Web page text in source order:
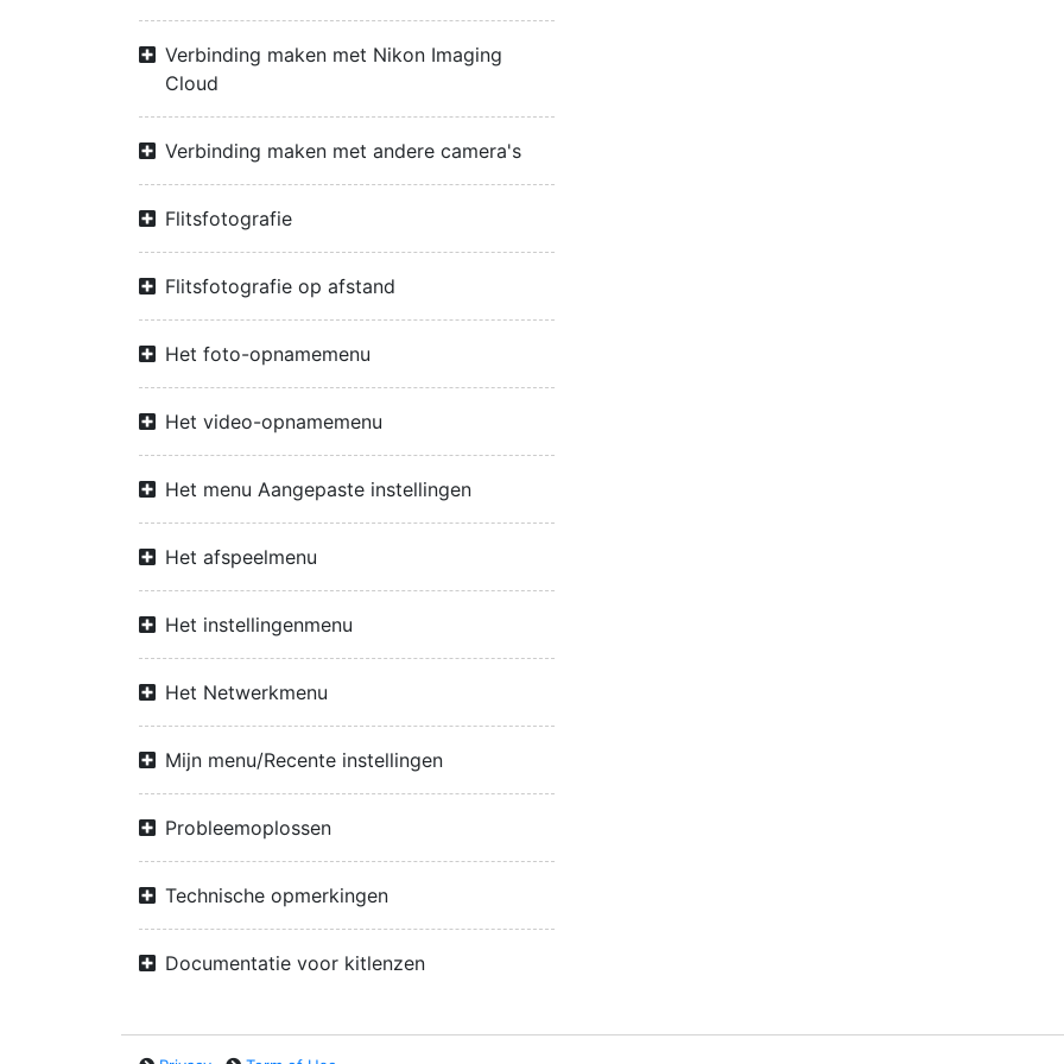
Verbinding maken met Nikon Imaging
Cloud
Verbinding maken met andere camera's
Flitsfotografie
Flitsfotografie op afstand
Het foto-opnamemenu
Het video-opnamemenu
Het menu Aangepaste instellingen
Het afspeelmenu
Het instellingenmenu
Het Netwerkmenu
Mijn menu/Recente instellingen
Probleemoplossen
Technische opmerkingen
Documentatie voor kitlenzen